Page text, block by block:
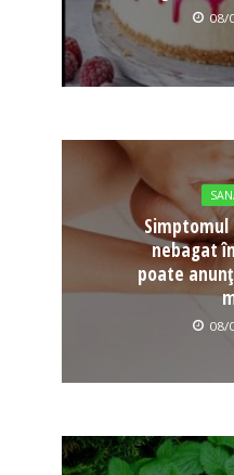
08/
Simptomul
nebagat
poate
08/